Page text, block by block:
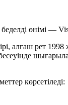
өнімі —
алғаш рет
көрсетіледі: